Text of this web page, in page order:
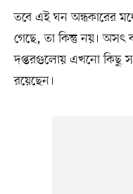
তবে এই ঘন অন্ধকারের
গেছে, তা কিন্তু নয়। অসৎ
দপ্তরগুলোয় এখনো কিছু সৎ
রয়েছেন।